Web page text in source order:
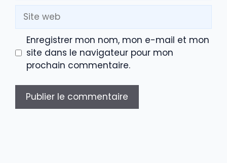
Site
web
Enregistrer mon nom, mon e-mail et mon
site dans le navigateur pour mon
prochain commentaire.